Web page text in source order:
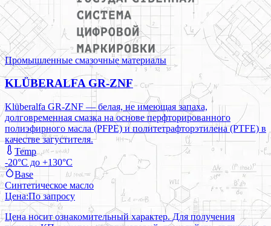
Промышленные смазочные материалы
KLÜBERALFA GR-ZNF
Klüberalfa GR-ZNF — белая, не имеющая запаха,
долговременная смазка на основе перфторированного
полиэфирного масла (PFPE) и политетрафторэтилена (PTFE) в
качестве загустителя.
Temp
-20°C до +130°C
Base
Синтетическое масло
Цена:По запросу
Цена носит ознакомительный характер. Для получения